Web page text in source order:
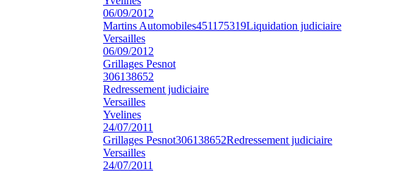
06/09/2012
Martins Automobiles451175319Liquidation judiciaire
Versailles
06/09/2012
Grillages Pesnot
306138652
Redressement judiciaire
Versailles
Yvelines
24/07/2011
Grillages Pesnot306138652Redressement judiciaire
Versailles
24/07/2011